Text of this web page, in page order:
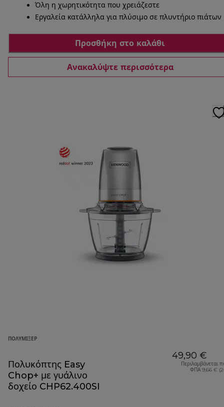
Όλη η χωρητικότητα που χρειάζεστε
Εργαλεία κατάλληλα για πλύσιμο σε πλυντήριο πιάτων
Προσθήκη στο καλάθι
Ανακαλύψτε περισσότερα
ΠΟΛΥΜΊΞΕΡ
Πολυκόπτης Easy
Chop+ με γυάλινο
δοχείο CHP62.400SI
49,90 €
Περιλαμβάνεται
ΦΠΑ 9,66 €